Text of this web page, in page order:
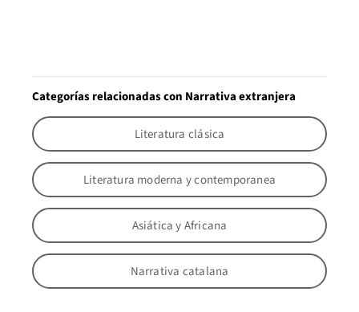
Categorías relacionadas con Narrativa extranjera
Literatura clásica
Literatura moderna y contemporanea
Asiática y Africana
Narrativa catalana